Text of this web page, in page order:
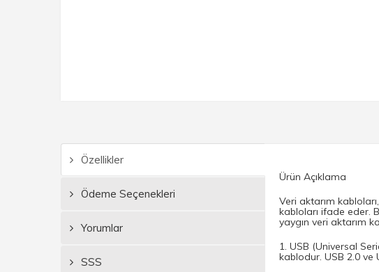
Özellikler
Ödeme Seçenekleri
Yorumlar
SSS
Ürün Açıklama
Veri aktarım
kabloları ifade eder.
yaygın veri aktarım
1. USB (Universal
kablodur. USB 2.0 ve